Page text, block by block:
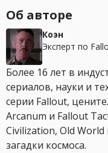
Об авторе
Коэн
Эксперт по
Более 16 лет в
сериалов, науки и
серии Fallout,
Arcanum и Fallout
Civilization, Old
загадки космоса.